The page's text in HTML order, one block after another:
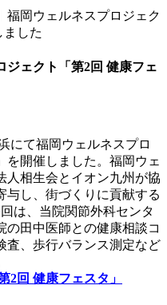
福岡ウェルネスプロジェク
ました
ジェクト「第2回 健康フェ
にて福岡ウェルネスプロ
を開催しました。福岡ウェ
人相生会とイオン九州が協
与し、街づくりに貢献する
は、当院関節外科センタ
の田中医師との健康相談コ
査、歩行バランス測定など
2回 健康フェスタ」